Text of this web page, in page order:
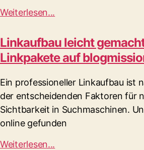
Weiterlesen...
Linkaufbau leicht
Linkpakete auf
Ein professioneller Linkaufbau ist
der entscheidenden Faktoren für
Sichtbarkeit in Suchmaschinen.
online gefunden
Weiterlesen...